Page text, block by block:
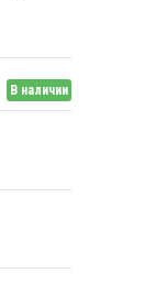
В наличии